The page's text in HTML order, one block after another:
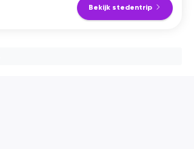
Bekijk stedentrip